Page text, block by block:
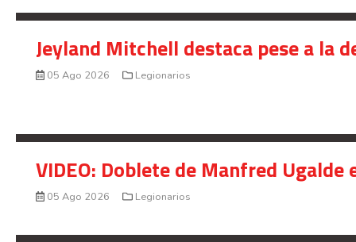
Jeyland Mitchell destaca pese a la
05 Ago 2026 Legionarios
VIDEO: Doblete de Manfred
05 Ago 2026 Legionarios